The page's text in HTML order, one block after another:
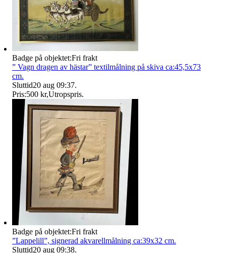
Badge på objektet:Fri frakt
” Vagn dragen av hästar” textilmålning på skiva ca:45,5x73
cm.
Sluttid20 aug 09:37.
Pris:500 kr,Utropspris.
Badge på objektet:Fri frakt
”Lappelill”, signerad akvarellmålning ca:39x32 cm.
Sluttid20 aug 09:38.